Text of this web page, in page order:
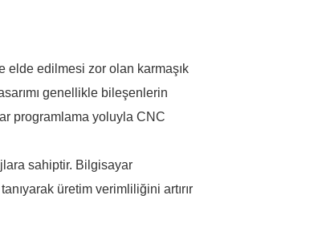
elde edilmesi zor olan karmaşık
genellikle bileşenlerin
programlama yoluyla CNC
sahiptir. Bilgisayar
üretim verimliliğini artırır